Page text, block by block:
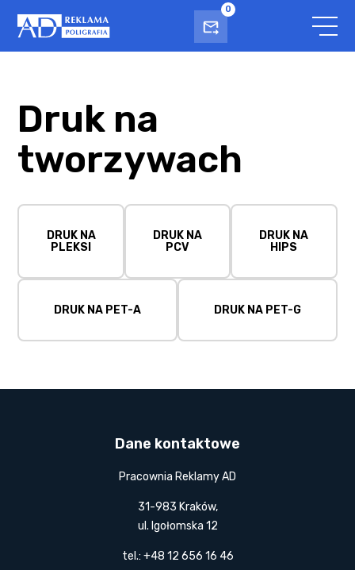
0
Druk na
tworzywach
DRUK NA
PLEKSI
DRUK NA
PCV
DRUK NA
HIPS
DRUK NA PET-A DRUK NA PET-G
Dane kontaktowe
Pracownia Reklamy AD
31-983 Kraków,
ul. Igołomska 12
tel.: +48 12 656 16 46